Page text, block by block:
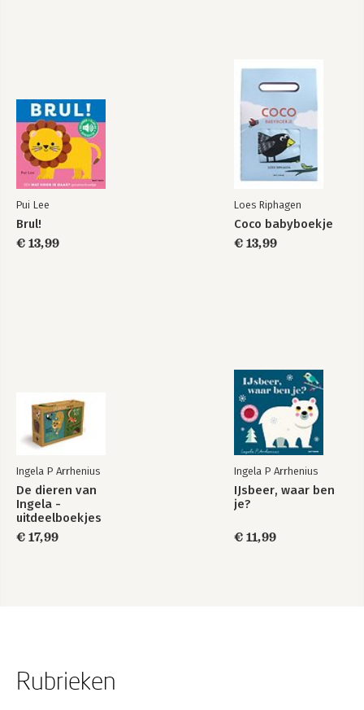
Pui Lee
Brul!
€ 13,99
Loes Riphagen
Coco babyboekje
€ 13,99
Ingela P Arrhenius
De dieren van
Ingela -
uitdeelboekjes
€ 17,99
Ingela P Arrhenius
IJsbeer, waar ben
je?
€ 11,99
Rubrieken